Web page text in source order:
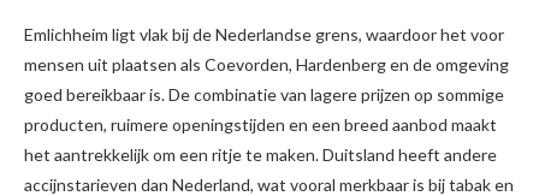
Emlichheim ligt vlak bij de Nederlandse grens, waardoor het voor
mensen uit plaatsen als Coevorden, Hardenberg en de omgeving
goed bereikbaar is. De combinatie van lagere prijzen op sommige
producten, ruimere openingstijden en een breed aanbod maakt
het aantrekkelijk om een ritje te maken. Duitsland heeft andere
accijnstarieven dan Nederland, wat vooral merkbaar is bij tabak en